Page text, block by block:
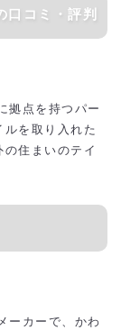
口コミ・評判
拠点を持つパー
ルを取り入れた
住まいのテイ
ーカーで、かわ